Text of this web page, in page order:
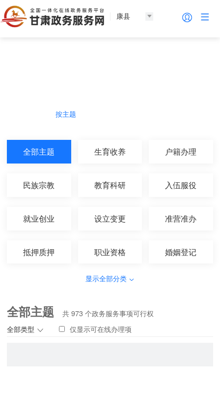
康县
按主题
全部主题 生育收养 户籍办理
民族宗教 教育科研 入伍服役
就业创业 设立变更 准营准办
抵押质押 职业资格 婚姻登记
显示全部分类
全部主题
全部类型
共973 个政务服务事项可行权
仅显示可在线办理项